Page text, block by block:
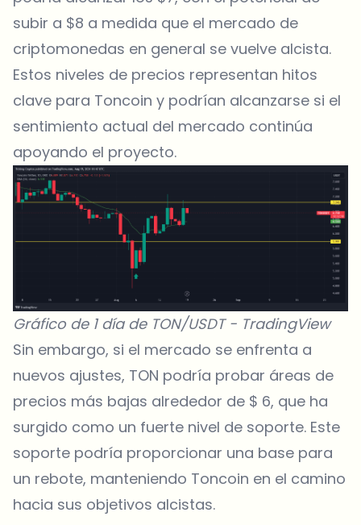
subir a $8 a medida que el mercado de
criptomonedas en general se vuelve alcista.
Estos niveles de precios representan hitos
clave para Toncoin y podrían alcanzarse si el
sentimiento actual del mercado continúa
apoyando el proyecto.
Gráfico de 1 día de TON/USDT - TradingView
Sin embargo, si el mercado se enfrenta a
nuevos ajustes, TON podría probar áreas de
precios más bajas alrededor de $ 6, que ha
surgido como un fuerte nivel de soporte. Este
soporte podría proporcionar una base para
un rebote, manteniendo Toncoin en el camino
hacia sus objetivos alcistas.